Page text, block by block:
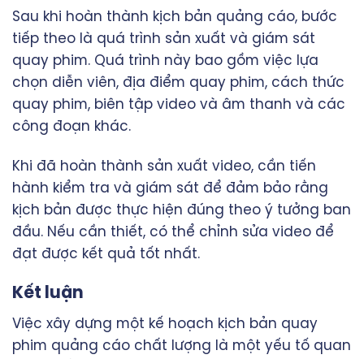
Sau khi hoàn thành kịch bản quảng cáo, bước
tiếp theo là quá trình sản xuất và giám sát
quay phim. Quá trình này bao gồm việc lựa
chọn diễn viên, địa điểm quay phim, cách thức
quay phim, biên tập video và âm thanh và các
công đoạn khác.
Khi đã hoàn thành sản xuất video, cần tiến
hành kiểm tra và giám sát để đảm bảo rằng
kịch bản được thực hiện đúng theo ý tưởng ban
đầu. Nếu cần thiết, có thể chỉnh sửa video để
đạt được kết quả tốt nhất.
Kết luận
Việc xây dựng một kế hoạch kịch bản quay
phim quảng cáo chất lượng là một yếu tố quan